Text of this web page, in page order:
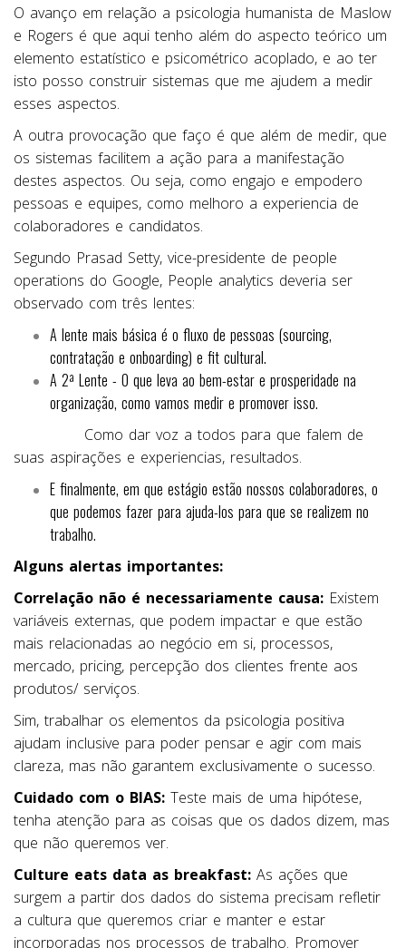
O avanço em relação a psicologia humanista de Maslow
e Rogers é que aqui tenho além do aspecto teórico um
elemento estatístico e psicométrico acoplado, e ao ter
isto posso construir sistemas que me ajudem a medir
esses aspectos.
A outra provocação que faço é que além de medir, que
os sistemas facilitem a ação para a manifestação
destes aspectos. Ou seja, como engajo e empodero
pessoas e equipes, como melhoro a experiencia de
colaboradores e candidatos.
Segundo Prasad Setty, vice-presidente de people
operations do Google, People analytics deveria ser
observado com três lentes:
A lente mais básica é o fluxo de pessoas (sourcing,
contratação e onboarding) e fit cultural.
A 2ª Lente - O que leva ao bem-estar e prosperidade na
organização, como vamos medir e promover isso.
Como dar voz a todos para que falem de
suas aspirações e experiencias, resultados.
E finalmente, em que estágio estão nossos colaboradores, o
que podemos fazer para ajuda-los para que se realizem no
trabalho.
Alguns alertas importantes:
Correlação não é necessariamente causa: Existem
variáveis externas, que podem impactar e que estão
mais relacionadas ao negócio em si, processos,
mercado, pricing, percepção dos clientes frente aos
produtos/ serviços.
Sim, trabalhar os elementos da psicologia positiva
ajudam inclusive para poder pensar e agir com mais
clareza, mas não garantem exclusivamente o sucesso.
Cuidado com o BIAS: Teste mais de uma hipótese,
tenha atenção para as coisas que os dados dizem, mas
que não queremos ver.
Culture eats data as breakfast: As ações que
surgem a partir dos dados do sistema precisam refletir
a cultura que queremos criar e manter e estar
incorporadas nos processos de trabalho. Promover